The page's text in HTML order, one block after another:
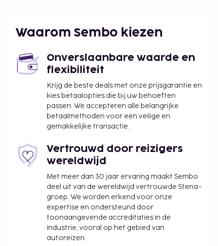
Alle gasten, waaronder kinderen, dienen tijdens
het inchecken aanwezig te zijn en hun door de
of paspoort te laten zien.
Wegens de nationale wetgeving mogen
contante betalingen bij deze accommodatie
het bedrag van EUR 5000 niet overschrijden.
Neem voor meer informatie contact op met de
accommodatie via de gegevens in de
boekingsbevestiging.
Je hebt geen auto nodig om van en naar deze
accommodatie te reizen.
De accommodatie wordt professioneel
schoongemaakt.
Contacloos inchecken en contactloos
uitchecken zijn mogelijk.
Deze accommodatie heet gasten van elke
seksuele geaardheid en genderidentiteit
welkom (LGBTI+-vriendelijk).
Waarom Sembo kiezen
Onverslaanbare waarde en
flexibiliteit
Krijg de beste deals met onze prijsgarantie en
kies betaalopties die bij uw behoeften
passen. We accepteren alle belangrijke
betaalmethoden voor een veilige en
gemakkelijke transactie.
Vertrouwd door reizigers
wereldwijd
Met meer dan 30 jaar ervaring maakt Sembo
deel uit van de wereldwijd vertrouwde Stena-
groep. We worden erkend voor onze
expertise en ondersteund door
toonaangevende accreditaties in de
industrie, vooral op het gebied van
autoreizen.